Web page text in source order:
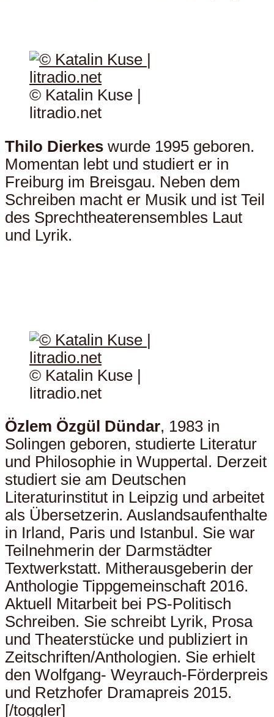
© Katalin Kuse |
litradio.net
Thilo Dierkes wurde 1995 geboren.
Momentan lebt und studiert er in
Freiburg im Breisgau. Neben dem
Schreiben macht er Musik und ist Teil
des Sprechtheaterensembles Laut
und Lyrik.
© Katalin Kuse |
litradio.net
Özlem Özgül Dündar, 1983 in
Solingen geboren, studierte Literatur
und Philosophie in Wuppertal. Derzeit
studiert sie am Deutschen
Literaturinstitut in Leipzig und arbeitet
als Übersetzerin. Auslandsaufenthalte
in Irland, Paris und Istanbul. Sie war
Teilnehmerin der Darmstädter
Textwerkstatt. Mitherausgeberin der
Anthologie Tippgemeinschaft 2016.
Aktuell Mitarbeit bei PS-Politisch
Schreiben. Sie schreibt Lyrik, Prosa
und Theaterstücke und publiziert in
Zeitschriften/Anthologien. Sie erhielt
den Wolfgang- Weyrauch-Förderpreis
und Retzhofer Dramapreis 2015.
[/toggler]